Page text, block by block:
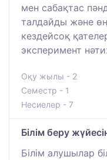
мен сабақтас
талдайды және
кездейсоқ
эксперимент
Оқу жылы - 2
Семестр - 1
Несиелер - 7
Білім беру
Білім алушылар